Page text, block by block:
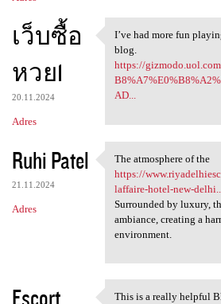
เว็บซื้อ
หวย1
20.11.2024
Adres
I’ve had more fun
I’ve had more fun
blog.
https://
AD...
Ruhi Patel
21.11.2024
Adres
The atmosphere
The atmosphere of the
https://
laffaire-hotel-new-delhi...
Surrounded by luxury,
ambiance, creating a
environment.
This is a really helpful